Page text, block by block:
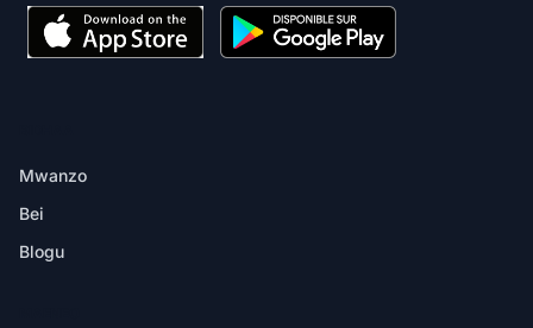
Mwanzo
Bei
Blogu